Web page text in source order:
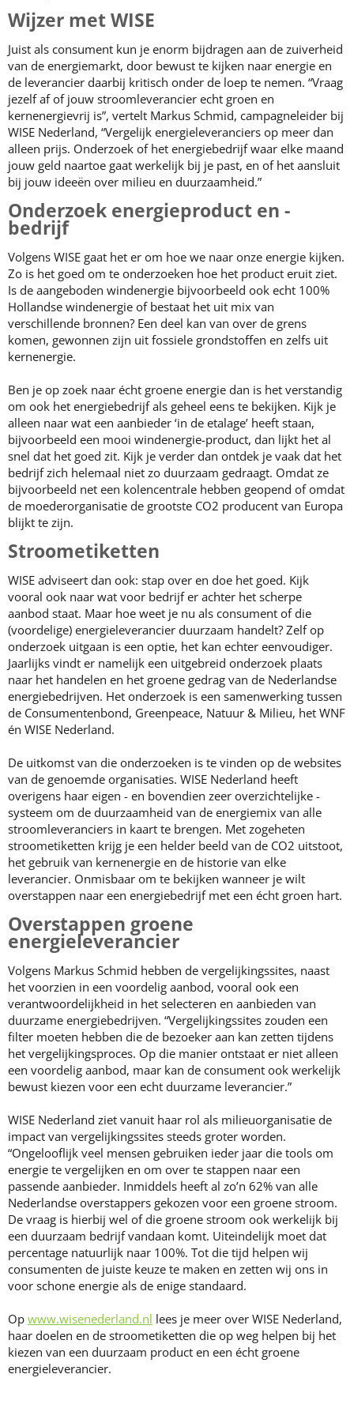
Wijzer met WISE
Juist als consument kun je enorm bijdragen aan de zuiverheid
van de energiemarkt, door bewust te kijken naar energie en
de leverancier daarbij kritisch onder de loep te nemen. “Vraag
jezelf af of jouw stroomleverancier echt groen en
kernenergievrij is”, vertelt Markus Schmid, campagneleider bij
WISE Nederland, “Vergelijk energieleveranciers op meer dan
alleen prijs. Onderzoek of het energiebedrijf waar elke maand
jouw geld naartoe gaat werkelijk bij je past, en of het aansluit
bij jouw ideeën over milieu en duurzaamheid.”
Onderzoek energieproduct en -
bedrijf
Volgens WISE gaat het er om hoe we naar onze energie kijken.
Zo is het goed om te onderzoeken hoe het product eruit ziet.
Is de aangeboden windenergie bijvoorbeeld ook echt 100%
Hollandse windenergie of bestaat het uit mix van
verschillende bronnen? Een deel kan van over de grens
komen, gewonnen zijn uit fossiele grondstoffen en zelfs uit
kernenergie.
Ben je op zoek naar écht groene energie dan is het verstandig
om ook het energiebedrijf als geheel eens te bekijken. Kijk je
alleen naar wat een aanbieder ‘in de etalage’ heeft staan,
bijvoorbeeld een mooi windenergie-product, dan lijkt het al
snel dat het goed zit. Kijk je verder dan ontdek je vaak dat het
bedrijf zich helemaal niet zo duurzaam gedraagt. Omdat ze
bijvoorbeeld net een kolencentrale hebben geopend of omdat
de moederorganisatie de grootste CO2 producent van Europa
blijkt te zijn.
Stroometiketten
WISE adviseert dan ook: stap over en doe het goed. Kijk
vooral ook naar wat voor bedrijf er achter het scherpe
aanbod staat. Maar hoe weet je nu als consument of die
(voordelige) energieleverancier duurzaam handelt? Zelf op
onderzoek uitgaan is een optie, het kan echter eenvoudiger.
Jaarlijks vindt er namelijk een uitgebreid onderzoek plaats
naar het handelen en het groene gedrag van de Nederlandse
energiebedrijven. Het onderzoek is een samenwerking tussen
de Consumentenbond, Greenpeace, Natuur & Milieu, het WNF
én WISE Nederland.
De uitkomst van die onderzoeken is te vinden op de websites
van de genoemde organisaties. WISE Nederland heeft
overigens haar eigen - en bovendien zeer overzichtelijke -
systeem om de duurzaamheid van de energiemix van alle
stroomleveranciers in kaart te brengen. Met zogeheten
stroometiketten krijg je een helder beeld van de CO2 uitstoot,
het gebruik van kernenergie en de historie van elke
leverancier. Onmisbaar om te bekijken wanneer je wilt
overstappen naar een energiebedrijf met een écht groen hart.
Overstappen groene
energieleverancier
Volgens Markus Schmid hebben de vergelijkingssites, naast
het voorzien in een voordelig aanbod, vooral ook een
verantwoordelijkheid in het selecteren en aanbieden van
duurzame energiebedrijven. “Vergelijkingssites zouden een
filter moeten hebben die de bezoeker aan kan zetten tijdens
het vergelijkingsproces. Op die manier ontstaat er niet alleen
een voordelig aanbod, maar kan de consument ook werkelijk
bewust kiezen voor een echt duurzame leverancier.”
WISE Nederland ziet vanuit haar rol als milieuorganisatie de
impact van vergelijkingssites steeds groter worden.
“Ongelooflijk veel mensen gebruiken ieder jaar die tools om
energie te vergelijken en om over te stappen naar een
passende aanbieder. Inmiddels heeft al zo’n 62% van alle
Nederlandse overstappers gekozen voor een groene stroom.
De vraag is hierbij wel of die groene stroom ook werkelijk bij
een duurzaam bedrijf vandaan komt. Uiteindelijk moet dat
percentage natuurlijk naar 100%. Tot die tijd helpen wij
consumenten de juiste keuze te maken en zetten wij ons in
voor schone energie als de enige standaard.
Op www.wisenederland.nl lees je meer over WISE Nederland,
haar doelen en de stroometiketten die op weg helpen bij het
kiezen van een duurzaam product en een écht groene
energieleverancier.